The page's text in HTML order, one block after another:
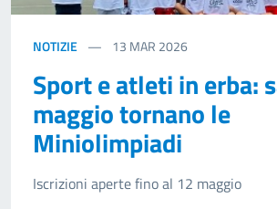
NOTIZIE 13 MAR 2026
Sport e atleti in erba:
maggio tornano le
Miniolimpiadi
Iscrizioni aperte fino al 12 maggio